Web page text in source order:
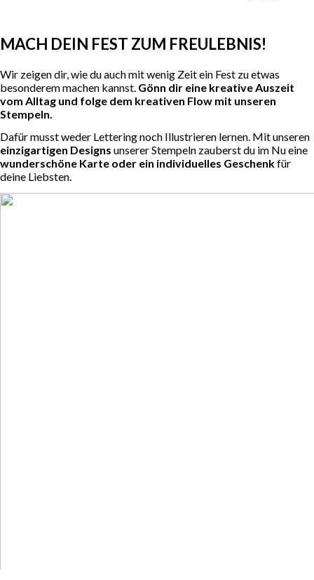
MACH DEIN FEST ZUM FREULEBNIS!
Wir zeigen dir, wie du auch mit wenig Zeit ein Fest zu etwas
besonderem machen kannst. Gönn dir eine kreative Auszeit
vom Alltag und folge dem kreativen Flow mit unseren
Stempeln.
Dafür musst weder Lettering noch Illustrieren lernen. Mit unseren
einzigartigen Designs unserer Stempeln zauberst du im Nu eine
wunderschöne Karte oder ein individuelles Geschenkfür
deine Liebsten.